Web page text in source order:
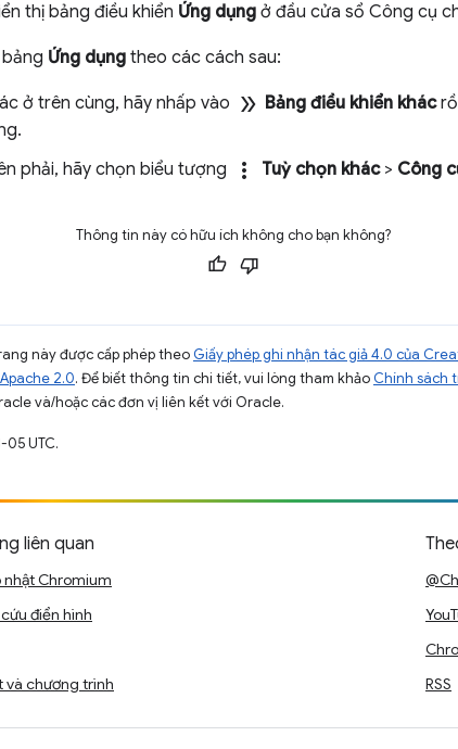
thị bảng điều khiển Ứng dụng ở đầu cửa sổ Công cụ
Ứng dụng theo các cách sau:
ở trên cùng, hãy nhấp vào double_arrow Bảng điều khiển khác
phải, hãy chọn biểu tượng
more_vert Tuỳ chọn khác> Công
Thông tin này có hữu ích không cho bạn không?
này được cấp phép theo Giấy phép ghi nhận tác giả 4.0 của
2.0. Để biết thông tin chi tiết, vui lòng tham khảo Chính sách
và/hoặc các đơn vị liên kết với Oracle.
UTC.
liên quan
nhật Chromium
điển hình
và chương trình
RSS